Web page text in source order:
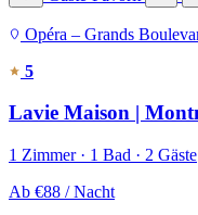
Opéra – Grands
5
Lavie Maison |
1 Zimmer · 1 Bad · 2 Gäste
Ab €88 / Nacht